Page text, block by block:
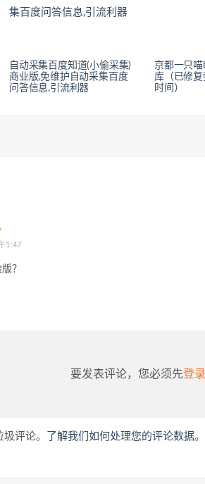
自动采集百度知道(小偷采集)
商业版,免维护自动采集百度
问答信息,引流利器
京都一只
库（已修
时间）
1:47
？
要发表评论，您必须先登录
评论。 了解我们如何处理您的评论数据。